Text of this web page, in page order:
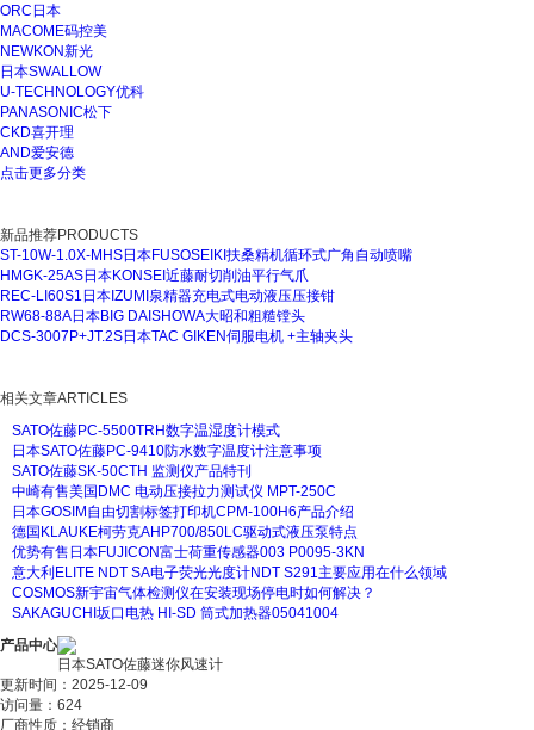
ORC日本
MACOME码控美
NEWKON新光
日本SWALLOW
U-TECHNOLOGY优科
PANASONIC松下
CKD喜开理
AND爱安德
点击更多分类
新品推荐PRODUCTS
ST-10W-1.0X-MHS日本FUSOSEIKI扶桑精机循环式广角自动喷嘴
HMGK-25AS日本KONSEI近藤耐切削油平行气爪
REC-LI60S1日本IZUMI泉精器充电式电动液压压接钳
RW68-88A日本BIG DAISHOWA大昭和粗糙镗头
DCS-3007P+JT.2S日本TAC GIKEN伺服电机 +主轴夹头
相关文章ARTICLES
SATO佐藤PC-5500TRH数字温湿度计模式
日本SATO佐藤PC-9410防水数字温度计注意事项
SATO佐藤SK-50CTH 监测仪产品特刊
中崎有售美国DMC 电动压接拉力测试仪 MPT-250C
日本GOSIM自由切割标签打印机CPM-100H6产品介绍
德国KLAUKE柯劳克AHP700/850LC驱动式液压泵特点
优势有售日本FUJICON富士荷重传感器003 P0095-3KN
意大利ELITE NDT SA电子荧光光度计NDT S291主要应用在什么领域
COSMOS新宇宙气体检测仪在安装现场停电时如何解决？
SAKAGUCHI坂口电热 HI-SD 筒式加热器05041004
产品中心
日本SATO佐藤迷你风速计
更新时间：2025-12-09
访问量：624
厂商性质：经销商